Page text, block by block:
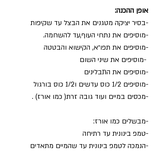
אופן ההכנה:
-בסיר יציקה מטגנים את הבצל עד שקיפות
-מוסיפים את נתחי העוף,עד להשחמה.
-מוסיפים את תפו״א, הקישוא והבטטה
-מוסיפים את התבלינים
-מוסיפים 1/2 כוס עדשים ו1/2 כוס בורגול
-מכסים במיים ועוד גובה זרת( כמו אורז) .
-מבשלים כמו אורז:
-טמפ בינונית עד רתיחה
-הנמכה לטמפ בינונית עד שהמיים מתאדים